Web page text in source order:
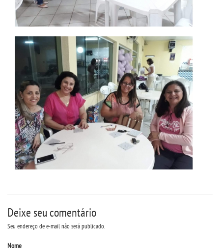
Deixe seu comentário
Seu endereço de e-mail não será publicado.
Nome